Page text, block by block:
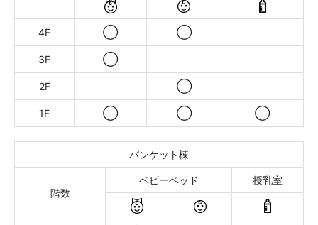
4F ◯ ◯
3F ◯
2F ◯
1F ◯ ◯ ◯
バンケット棟
階数
ベビーベッド 授乳室